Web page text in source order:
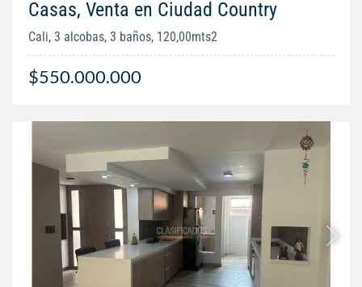
Casas, Venta en Ciudad Country
Cali, 3 alcobas, 3 baños, 120,00mts2
$550.000.000